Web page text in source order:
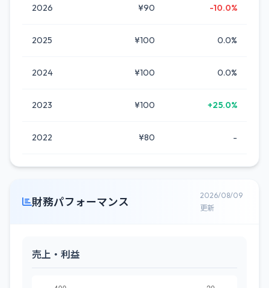
2026 ¥90 -10.0%
2025 ¥100 0.0%
2024 ¥100 0.0%
2023 ¥100 +25.0%
2022 ¥80 -
財務パフォーマンス
2026/08/09
更新
売上・利益